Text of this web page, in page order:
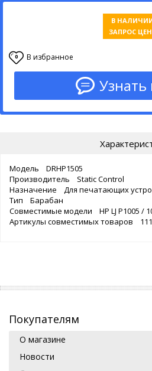
В
ЗАПРОС
0 В избранное
Узнать
Модель DRHP1505
Производитель Static Control
Назначение Для печатающих
Тип Барабан
Совместимые модели HP LJ P1005 /
Артикулы совместимых товаров
Покупателям
О магазине
Новости